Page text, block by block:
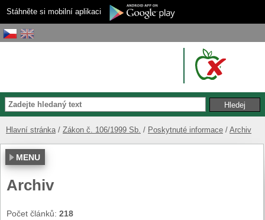
Stáhněte si mobilní aplikaci
Hlavní stránka Zákon č. 106/1999 Sb. Poskytnuté informace Archiv
MENU
Archiv
Počet článků: 218